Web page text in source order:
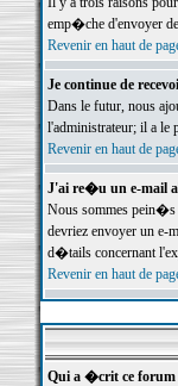
emp�che d'envoyer
Revenir en haut de
Je continue de
Dans le futur, nous
l'administrateur; il a
Revenir en haut de
J'ai re�u un e-mail
Nous sommes pein�s
devriez envoyer un e-
d�tails concernant
Revenir en haut de
Qui a �crit ce forum